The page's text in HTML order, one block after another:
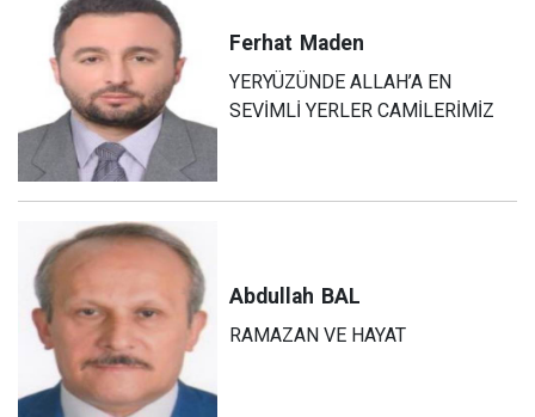
Ferhat Maden
YERYÜZÜNDE ALLAH’A EN
SEVİMLİ YERLER CAMİLERİMİZ
Abdullah BAL
RAMAZAN VE HAYAT